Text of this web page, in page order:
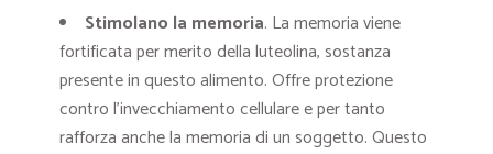
Stimolano la memoria. La memoria viene
fortificata per merito della luteolina, sostanza
presente in questo alimento. Offre protezione
contro l’invecchiamento cellulare e per tanto
rafforza anche la memoria di un soggetto. Questo